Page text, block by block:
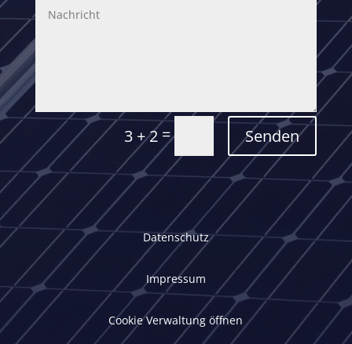
3 + 2 = Senden
Datenschutz
Impressum
Cookie Verwaltung öffnen